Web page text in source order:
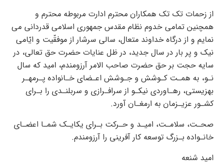
از زحمات تک تک همکاران محترم ادارت مربوطه محترم و
همچنین تمامی خدوم نظام مقدس جمهوری اسلامی قدردانی می
نمایم و از درگاه خداوند متعال، سالی سرشار از موفقّیت و ایّامی
نیک و پر بار در سال جدید، در ظل عنایات حضرت حق تعالی، در
سایه حجت بر حق حضرت صاحب الامر آرزومندم، امید که سال
نـو، به همـت کـوشش و جـوشش اعـضای خـانواده پـرمهـر
بهزیستی، رهـاوردی نیکـو از سرافـرازی و سربلنـدی را بـرای
کشـور عزیـزمان به ارمغـان آورد.
صحـت، سلامـت، امیـد و حـرکت بـرای یکایـک شمـا اعضـای
خانـواده بـزرگ توسعه کار آفرینی را آرزومندم.
امید شنعه